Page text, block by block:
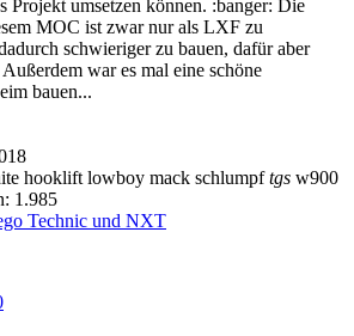
Projekt umsetzen können. :banger: Die
MOC ist zwar nur als LXF zu
schwieriger zu bauen, dafür aber
war es mal eine schöne
bauen...
hooklift lowboy mack schlumpftgs w900
1.985
Technic und NXT